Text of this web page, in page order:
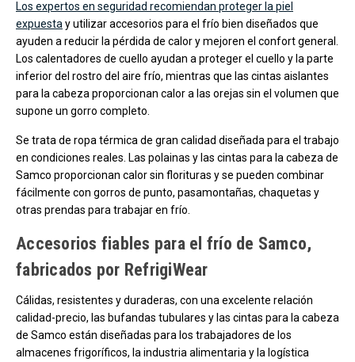
Los expertos en seguridad recomiendan proteger la piel
expuesta y utilizar accesorios para el frío bien diseñados que
ayuden a reducir la pérdida de calor y mejoren el confort general.
Los calentadores de cuello ayudan a proteger el cuello y la parte
inferior del rostro del aire frío, mientras que las cintas aislantes
para la cabeza proporcionan calor a las orejas sin el volumen que
supone un gorro completo.
Se trata de ropa térmica de gran calidad diseñada para el trabajo
en condiciones reales. Las polainas y las cintas para la cabeza de
Samco proporcionan calor sin florituras y se pueden combinar
fácilmente con gorros de punto, pasamontañas, chaquetas y
otras prendas para trabajar en frío.
Accesorios fiables para el frío de Samco,
fabricados por RefrigiWear
Cálidas, resistentes y duraderas, con una excelente relación
calidad-precio, las bufandas tubulares y las cintas para la cabeza
de Samco están diseñadas para los trabajadores de los
almacenes frigoríficos, la industria alimentaria y la logística